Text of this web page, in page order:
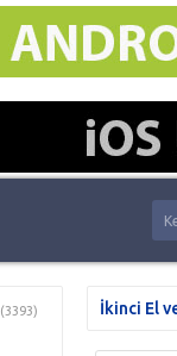
(3393) İkinci El